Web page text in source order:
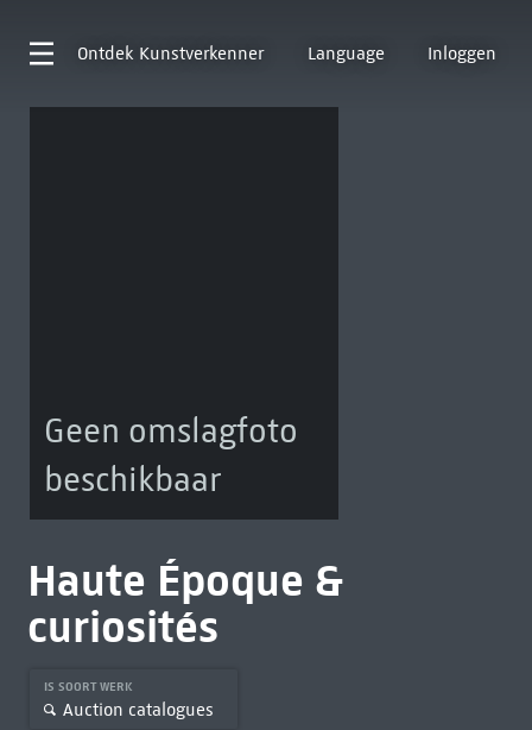
Ontdek Kunstverkenner Language Inloggen
Geen omslagfoto
beschikbaar
Haute Époque &
curiosités
IS SOORT WERK
Auction catalogues